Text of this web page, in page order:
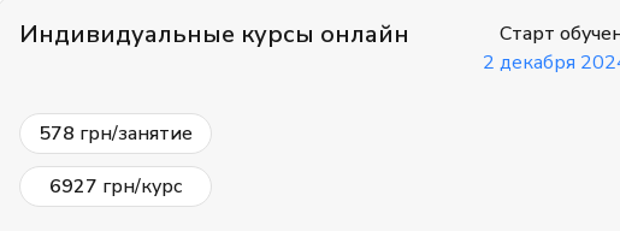
Индивидуальные курсы онлайн
Старт
2 декабря
578 грн/занятие
6927 грн/курс